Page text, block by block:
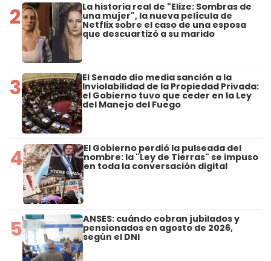
2 La historia real de "Elize: Sombras de
una mujer", la nueva película de
Netflix sobre el caso de una esposa
que descuartizó a su marido
3 El Senado dio media sanción a la
Inviolabilidad de la Propiedad Privada:
el Gobierno tuvo que ceder en la Ley
del Manejo del Fuego
4 El Gobierno perdió la pulseada del
nombre: la "Ley de Tierras" se impuso
en toda la conversación digital
5 ANSES: cuándo cobran jubilados y
pensionados en agosto de 2026,
según el DNI